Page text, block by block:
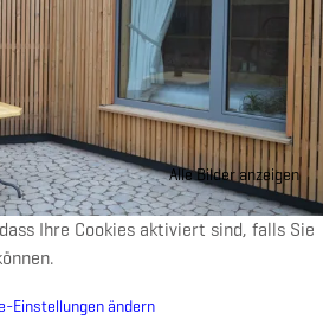
Alle Bilder anzeigen
Ihre Cookies aktiviert sind, falls Sie
Einstellungen ändern